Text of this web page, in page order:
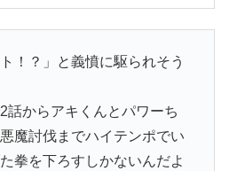
！？」と義憤に駆られそう
話からアキくんとパワーち
魔討伐までハイテンポでい
拳を下ろすしかないんだよ